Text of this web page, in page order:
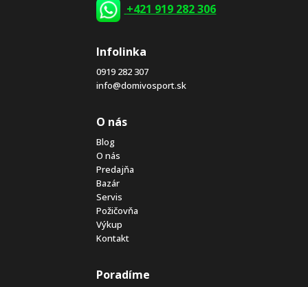
+421 919 282 306
Infolinka
0919 282 307
info@domivosport.sk
O nás
Blog
O nás
Predajňa
Bazár
Servis
Požičovňa
Výkup
Kontakt
Poradíme